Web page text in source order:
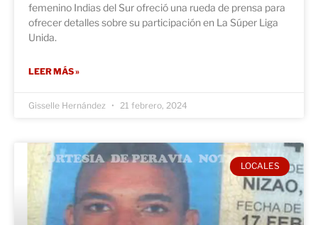
femenino Indias del Sur ofreció una rueda de prensa para
ofrecer detalles sobre su participación en La Súper Liga
Unida.
LEER MÁS »
Gisselle Hernández 21 febrero, 2024
LOCALES